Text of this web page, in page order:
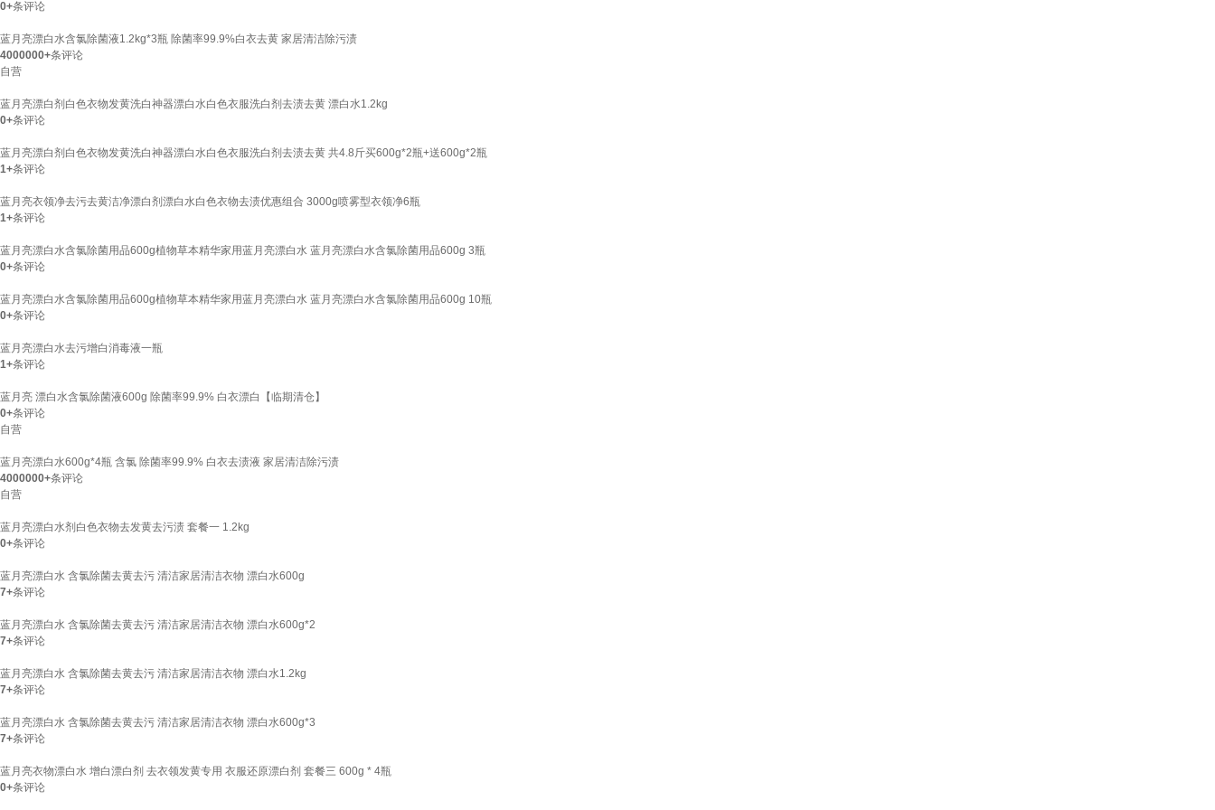
0+条评论
蓝月亮漂白水含氯除菌液1.2kg*3瓶 除菌率99.9%白衣去黄 家居清洁除污渍
4000000+条评论
自营
蓝月亮漂白剂白色衣物发黄洗白神器漂白水白色衣服洗白剂去渍去黄 漂白水1.2kg
0+条评论
蓝月亮漂白剂白色衣物发黄洗白神器漂白水白色衣服洗白剂去渍去黄 共4.8斤买600g*2瓶+送600g*2瓶
1+条评论
蓝月亮衣领净去污去黄洁净漂白剂漂白水白色衣物去渍优惠组合 3000g喷雾型衣领净6瓶
1+条评论
蓝月亮漂白水含氯除菌用品600g植物草本精华家用蓝月亮漂白水 蓝月亮漂白水含氯除菌用品600g 3瓶
0+条评论
蓝月亮漂白水含氯除菌用品600g植物草本精华家用蓝月亮漂白水 蓝月亮漂白水含氯除菌用品600g 10瓶
0+条评论
蓝月亮漂白水去污增白消毒液一瓶
1+条评论
蓝月亮 漂白水含氯除菌液600g 除菌率99.9% 白衣漂白【临期清仓】
0+条评论
自营
蓝月亮漂白水600g*4瓶 含氯 除菌率99.9% 白衣去渍液 家居清洁除污渍
4000000+条评论
自营
蓝月亮漂白水剂白色衣物去发黄去污渍 套餐一 1.2kg
0+条评论
蓝月亮漂白水 含氯除菌去黄去污 清洁家居清洁衣物 漂白水600g
7+条评论
蓝月亮漂白水 含氯除菌去黄去污 清洁家居清洁衣物 漂白水600g*2
7+条评论
蓝月亮漂白水 含氯除菌去黄去污 清洁家居清洁衣物 漂白水1.2kg
7+条评论
蓝月亮漂白水 含氯除菌去黄去污 清洁家居清洁衣物 漂白水600g*3
7+条评论
蓝月亮衣物漂白水 增白漂白剂 去衣领发黄专用 衣服还原漂白剂 套餐三 600g * 4瓶
0+条评论